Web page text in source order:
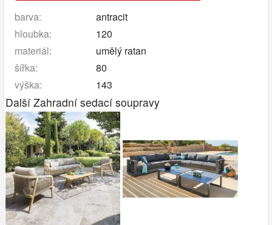
barva:
antracit
hloubka:
120
materiál:
umělý ratan
šířka:
80
výška:
143
Další Zahradní sedací soupravy